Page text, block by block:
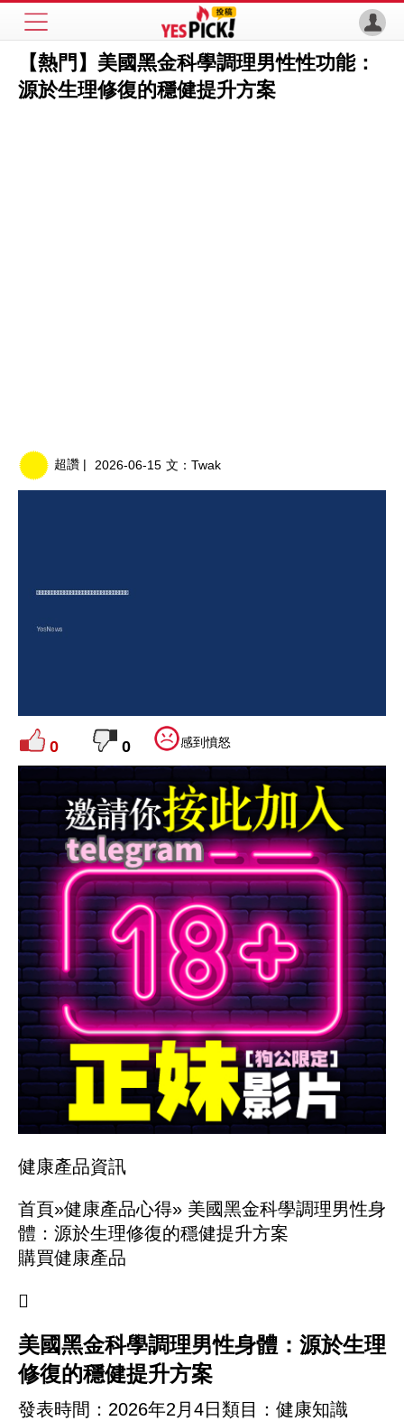
【熱門】美國黑金科學調理男性性功能：
源於生理修復的穩健提升方案
超讚 | 2026-06-15 文： Twak
0 0 感到憤怒
健康產品資訊
首頁»健康產品心得» 美國黑金科學調理男性身
體：源於生理修復的穩健提升方案
購買健康產品

美國黑金科學調理男性身體：源於生理
修復的穩健提升方案
發表時間： 2026年2月4日 類目：健康知識